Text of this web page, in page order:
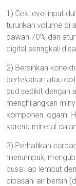
1) Cek level input
turunkan volume di
bawah 70% dan
digital seringkali
2) Bersihkan
bertekanan atau
bud sedikit dengan
menghilangkan
komponen logam.
karena mineral
3) Perhatikan
menumpuk,
busa: lap lembut
dibasahi air bersih